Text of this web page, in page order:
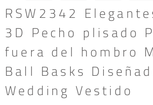
RSW2342
3D Pecho plisado
fuera del hombro
Ball Basks
Wedding Vestido